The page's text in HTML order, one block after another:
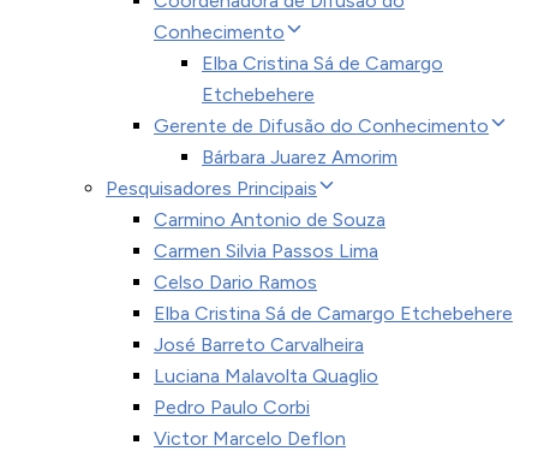
Conhecimento
Elba Cristina Sá de Camargo
Etchebehere
Gerente de Difusão do Conhecimento
Bárbara Juarez Amorim
Pesquisadores Principais
Carmino Antonio de Souza
Carmen Silvia Passos Lima
Celso Dario Ramos
Elba Cristina Sá de Camargo Etchebehere
José Barreto Carvalheira
Luciana Malavolta Quaglio
Pedro Paulo Corbi
Victor Marcelo Deflon